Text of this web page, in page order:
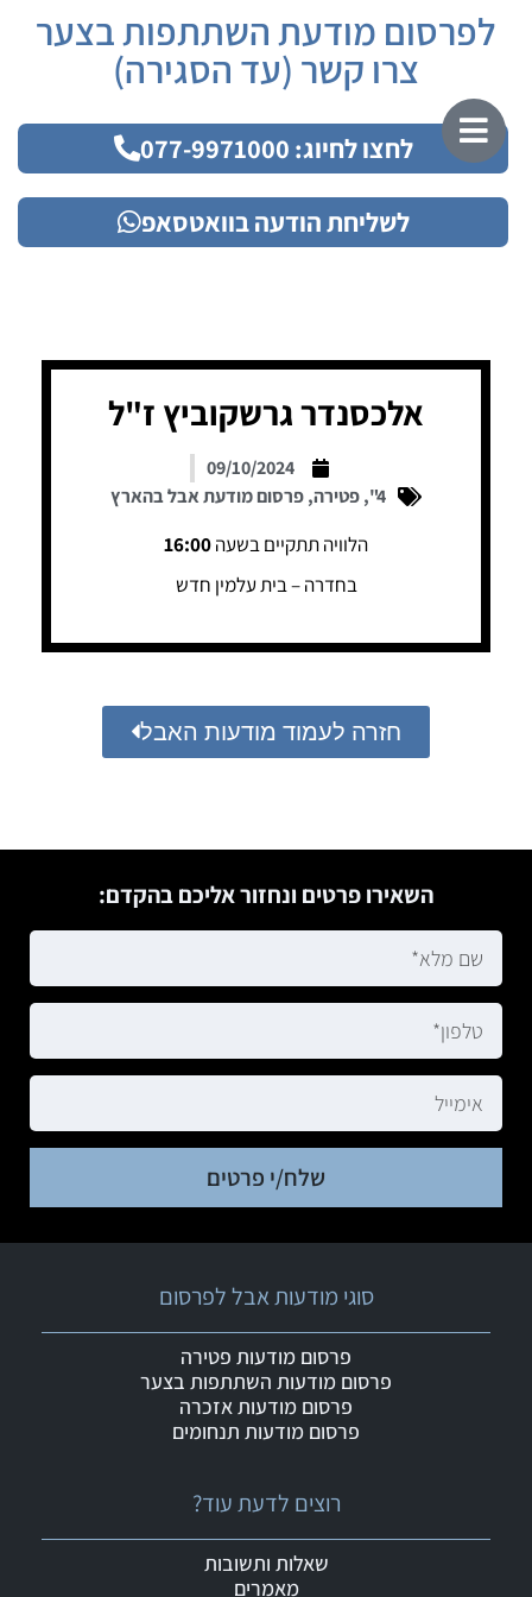
לפרסום מודעת השתתפות בצער
צרו קשר (עד הסגירה)
לחצו לחיוג: 077-9971000
לשליחת הודעה בוואטסאפ
אלכסנדר גרשקוביץ ז"ל
09/10/2024
4"
,פטירה,פרסום מודעת אבל בהארץ
הלוויה תתקיים בשעה16:00
בחדרה – בית עלמין חדש
חזרה לעמוד מודעות האבל
השאירו פרטים ונחזור אליכם בהקדם:
שלח/י פרטים
רוצים לדעת עוד?
שאלות ותשובות
מאמרים
סוגי מודעות אבל לפרסום
פרסום מודעות פטירה
פרסום מודעות השתתפות בצער
פרסום מודעות אזכרה
פרסום מודעות תנחומים